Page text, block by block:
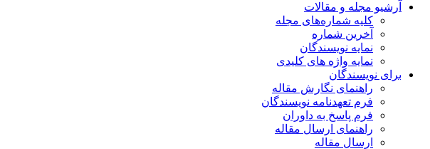
آرشیو مجله و مقالات
کلیه شماره‌های مجله
آخرین شماره
نمایه نویسندگان
نمایه واژه های کلیدی
برای نویسندگان
راهنمای نگارش مقاله
فرم تعهدنامه نویسندگان
فرم پاسخ به داوران
راهنمای ارسال مقاله
ارسال مقاله